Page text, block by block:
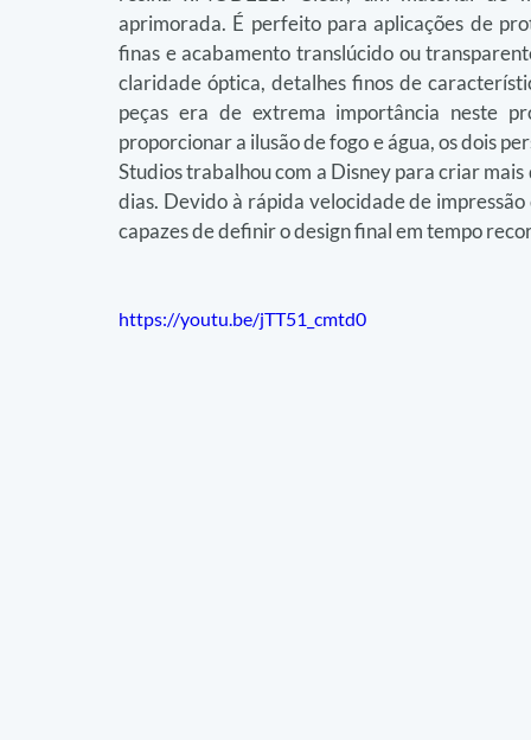
aprimorada. É perfeito para aplicações de
finas e acabamento translúcido ou
claridade óptica, detalhes finos de
peças era de extrema importância neste
proporcionar a ilusão de fogo e água, os dois
Studios trabalhou com a Disney para criar
dias. Devido à rápida velocidade de
capazes de definir o design final em tempo
https://youtu.be/jTT51_cmtd0